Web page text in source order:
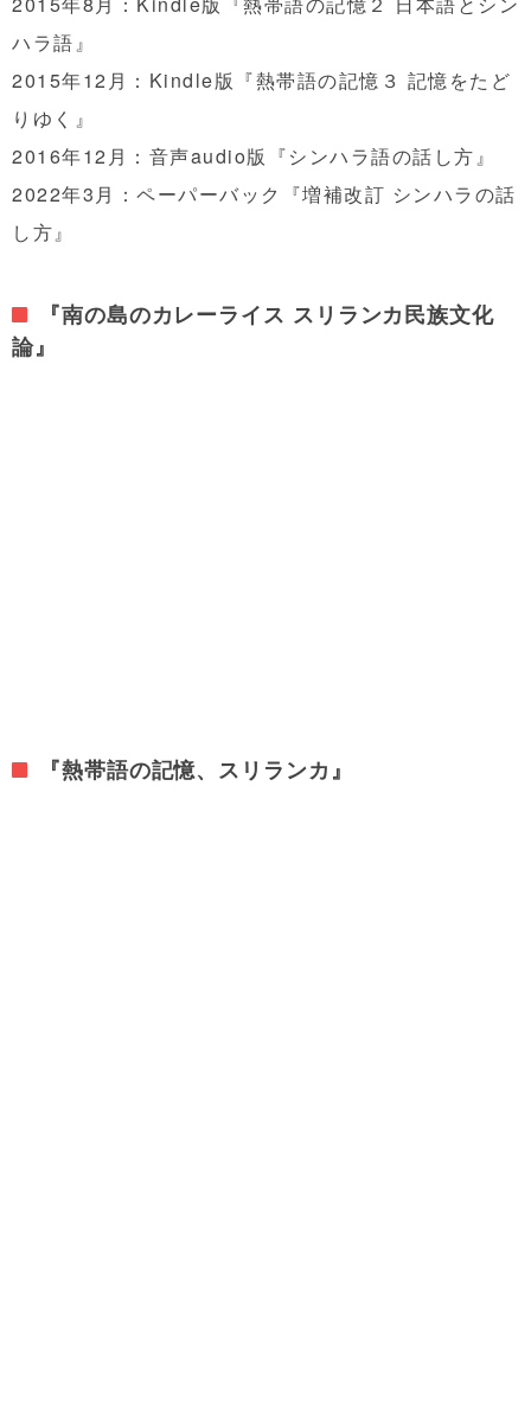
ハラ語』
2015年12月：Kindle版『熱帯語の記憶３ 記憶をたど
りゆく』
2016年12月：音声audio版『シンハラ語の話し方』
2022年3月：ペーパーバック『増補改訂 シンハラの話
し方』
『南の島のカレーライス スリランカ民族文化
論』
『熱帯語の記憶、スリランカ』